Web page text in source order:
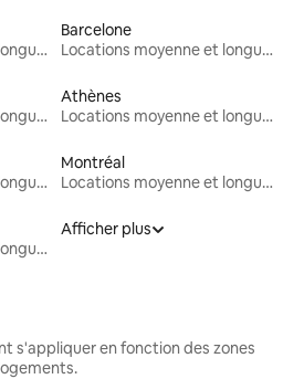
Locations moyenne et longue durée
Barcelone
Locations moyenne et longue durée
Locations moyenne et longue durée
Athènes
Locations moyenne et longue durée
Locations moyenne et longue durée
Montréal
Locations moyenne et longue durée
Locations moyenne et longue durée
Afficher plus
s'appliquer en fonction des zones